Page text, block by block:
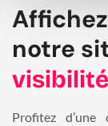
notre
visibilité
Profitez